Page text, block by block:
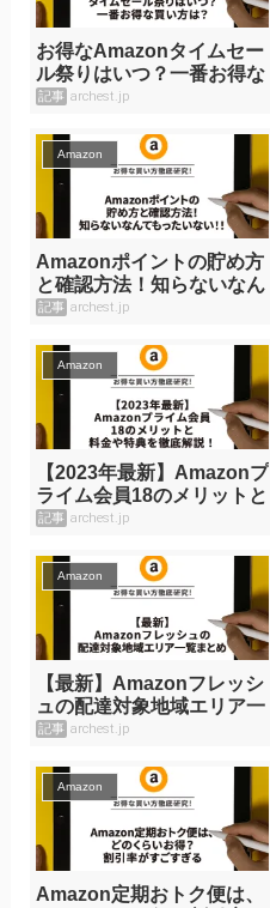
お得なAmazonタイムセー
ル祭りはいつ？一番お得な
買い方は？
記事 archest.jp
Amazon
Amazonポイントの貯め方
と確認方法！知らないなん
てもったいない！！
記事 archest.jp
Amazon
【2023年最新】Amazonプ
ライム会員18のメリットと
料金や特典を徹底解説！
記事 archest.jp
Amazon
【最新】Amazonフレッシ
ュの配達対象地域エリア一
覧まとめ
記事 archest.jp
Amazon
Amazon定期おトク便は、